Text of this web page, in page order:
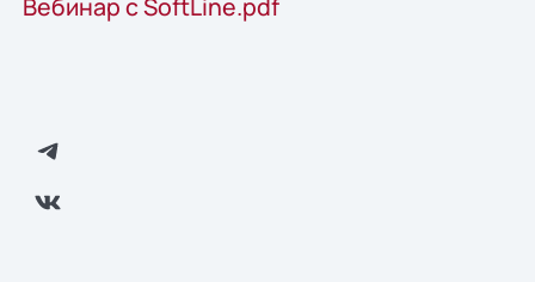
Вебинар с SoftLine.pdf